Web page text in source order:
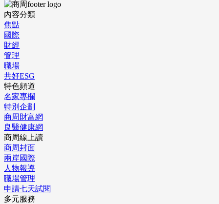
內容分類
焦點
國際
財經
管理
職場
共好ESG
特色頻道
名家專欄
特別企劃
商周財富網
良醫健康網
商周線上讀
商周封面
兩岸國際
人物報導
職場管理
申請七天試閱
多元服務